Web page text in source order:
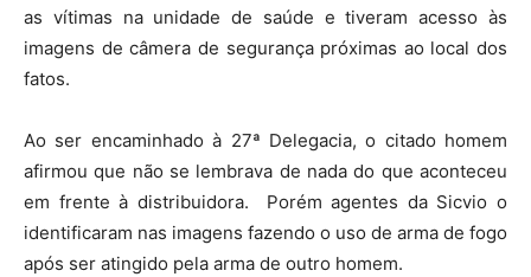
as vítimas na unidade de saúde e tiveram acesso às
imagens de câmera de segurança próximas ao local dos
fatos.
Ao ser encaminhado à 27ª Delegacia, o citado homem
afirmou que não se lembrava de nada do que aconteceu
em frente à distribuidora. Porém agentes da Sicvio o
identificaram nas imagens fazendo o uso de arma de fogo
após ser atingido pela arma de outro homem.